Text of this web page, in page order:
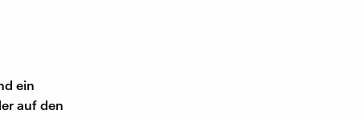
ein
auf den